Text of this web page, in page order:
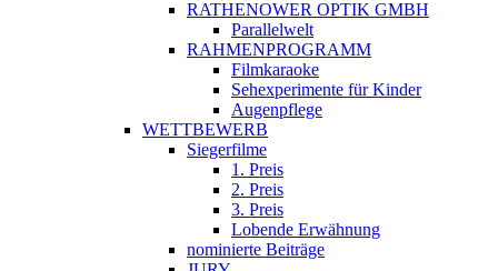
RATHENOWER OPTIK GMBH
Parallelwelt
RAHMENPROGRAMM
Filmkaraoke
Sehexperimente für Kinder
Augenpflege
WETTBEWERB
Siegerfilme
1. Preis
2. Preis
3. Preis
Lobende Erwähnung
nominierte Beiträge